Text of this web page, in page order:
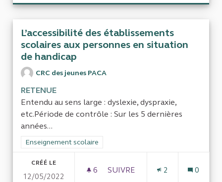
L’accessibilité des établissements
scolaires aux personnes en situation
de handicap
CRC des jeunes PACA
RETENUE
Entendu au sens large : dyslexie, dyspraxie,
etc.Période de contrôle : Sur les 5 dernières
années...
Filtrer les résultats de la catégorie : Enseignement scolaire
Enseignement scolaire
CRÉÉ LE
12/05/2022
6 6 ABONNÉS
SUIVRE
2 0